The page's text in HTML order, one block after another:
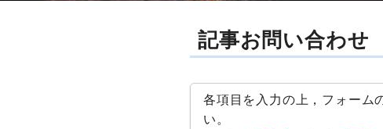
記事お問い合わせ
各項目を入力の上，フォーム
い。